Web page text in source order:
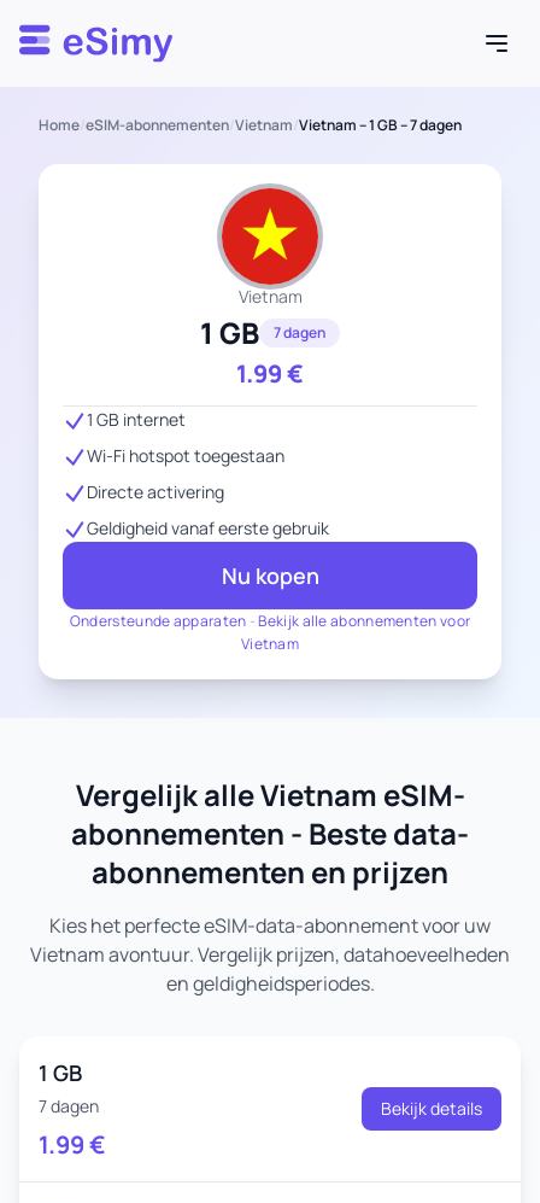
Esimy
Home/eSIM-abonnementen/Vietnam/Vietnam – 1 GB – 7 dagen
Vietnam
1 GB 7 dagen
1.99€
Ondersteunde apparaten -Bekijk alle abonnementen voor
Vietnam
1 GB internet
Wi-Fi hotspot toegestaan
Directe activering
Geldigheid vanaf eerste gebruik
Nu kopen
Vergelijk alle Vietnam eSIM-
abonnementen - Beste data-
abonnementen en prijzen
Kies het perfecte eSIM-data-abonnement voor uw
Vietnam avontuur. Vergelijk prijzen, datahoeveelheden
en geldigheidsperiodes.
1 GB
7 dagen
1.99€
Bekijk details